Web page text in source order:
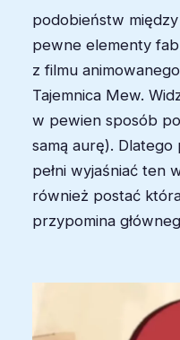
podobieństw
pewne elementy
z filmu
Tajemnica Mew.
w pewien sposób
samą aurę).
pełni wyjaśniać ten
również postać
przypomina